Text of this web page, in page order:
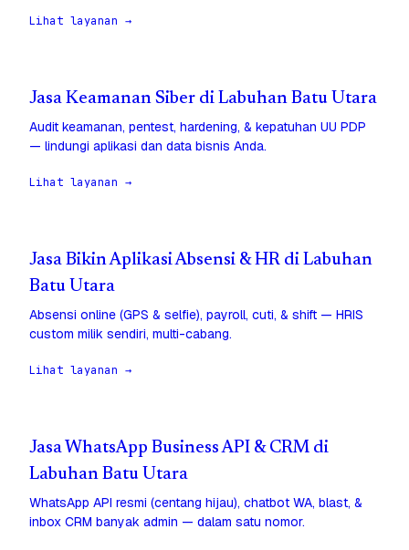
Lihat layanan →
Jasa Keamanan Siber di Labuhan Batu Utara
Audit keamanan, pentest, hardening, & kepatuhan UU PDP
— lindungi aplikasi dan data bisnis Anda.
Lihat layanan →
Jasa Bikin Aplikasi Absensi & HR di Labuhan
Batu Utara
Absensi online (GPS & selfie), payroll, cuti, & shift — HRIS
custom milik sendiri, multi-cabang.
Lihat layanan →
Jasa WhatsApp Business API & CRM di
Labuhan Batu Utara
WhatsApp API resmi (centang hijau), chatbot WA, blast, &
inbox CRM banyak admin — dalam satu nomor.